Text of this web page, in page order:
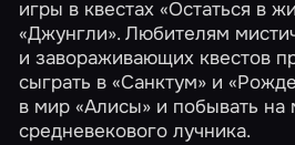
игры в квестах«Остаться в
«Джунгли». Любителям
и завораживающих квестов
сыграть в«Санктум» и
в мир«Алисы» и побывать на
средневековоголучника.